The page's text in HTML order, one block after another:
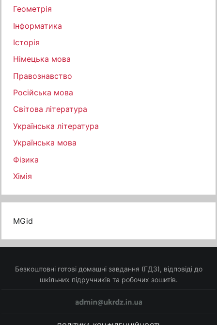
Геометрія
Інформатика
Історія
Німецька мова
Правознавство
Російська мова
Світова література
Українська література
Українська мова
Фізика
Хімія
MGid
Безкоштовні готові домашні завдання (ГДЗ), відповіді до
шкільних підручників та робочих зошитів.